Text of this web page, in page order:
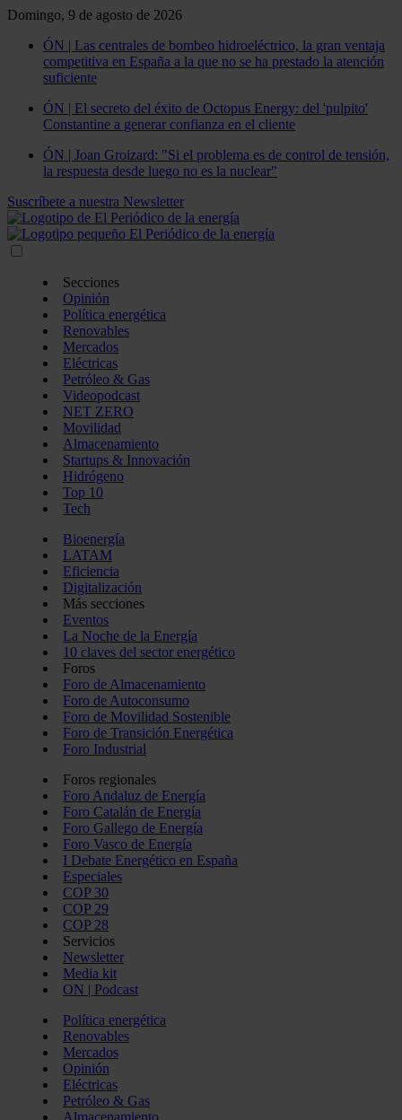
Domingo, 9 de agosto de 2026
ÓN | Las centrales de bombeo hidroeléctrico, la gran ventaja
competitiva en España a la que no se ha prestado la atención
suficiente
ÓN | El secreto del éxito de Octopus Energy: del 'pulpito'
Constantine a generar confianza en el cliente
ÓN | Joan Groizard: "Si el problema es de control de tensión,
la respuesta desde luego no es la nuclear"
Suscríbete a nuestra Newsletter
Secciones
Opinión
Política energética
Renovables
Mercados
Eléctricas
Petróleo & Gas
Videopodcast
NET ZERO
Movilidad
Almacenamiento
Startups & Innovación
Hidrógeno
Top 10
Tech
Bioenergía
LATAM
Eficiencia
Digitalización
Más secciones
Eventos
La Noche de la Energía
10 claves del sector energético
Foros
Foro de Almacenamiento
Foro de Autoconsumo
Foro de Movilidad Sostenible
Foro de Transición Energética
Foro Industrial
Foros regionales
Foro Andaluz de Energía
Foro Catalán de Energía
Foro Gallego de Energía
Foro Vasco de Energía
I Debate Energético en España
Especiales
COP 30
COP 29
COP 28
Servicios
Newsletter
Media kit
ON | Podcast
Política energética
Renovables
Mercados
Opinión
Eléctricas
Petróleo & Gas
Almacenamiento